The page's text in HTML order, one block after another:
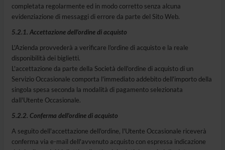
completata regolarmente ed in modo corretto senza alcuna
evidenziazione di messaggi di errore da parte del Sito Web.
5.2.1. Accettazione dell'ordine di acquisto
L'Azienda provvederà a verificare l'ordine di acquisto e la reale
disponibilità dei biglietti.
L'accettazione da parte della Società dell'ordine di acquisto di un
Servizio Occasionale comporta l'immediato addebito dell'importo della
singola spesa seconda la modalità di pagamento selezionata
dall'Utente Occasionale.
5.2.2. Conferma dell'ordine di acquisto
A seguito dell'accettazione dell'ordine, l'Utente Occasionale riceverà
conferma via e-mail dell'avvenuto acquisto con espressa indicazione